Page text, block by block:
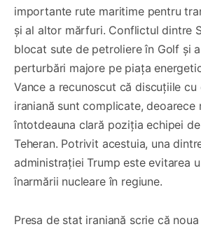
importante rute maritime pentru
și al altor mărfuri. Conflictul dintre
blocat sute de petroliere în Golf și
perturbări majore pe piața
Vance a recunoscut că discuțiile cu
iraniană sunt complicate, deoarece
întotdeauna clară poziția echipei
Teheran. Potrivit acestuia, una
administrației Trump este evitarea
înarmării nucleare în regiune.
Presa de stat iraniană scrie că